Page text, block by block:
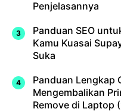
Penjelasannya
Panduan SEO
Kamu Kuasai
Suka
Panduan Lengkap
Mengembalikan
Remove di Laptop